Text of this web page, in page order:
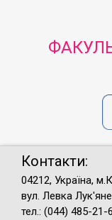
Контакти:
04212, Україна,
вул. Левка
тел.: (044) 485-21-